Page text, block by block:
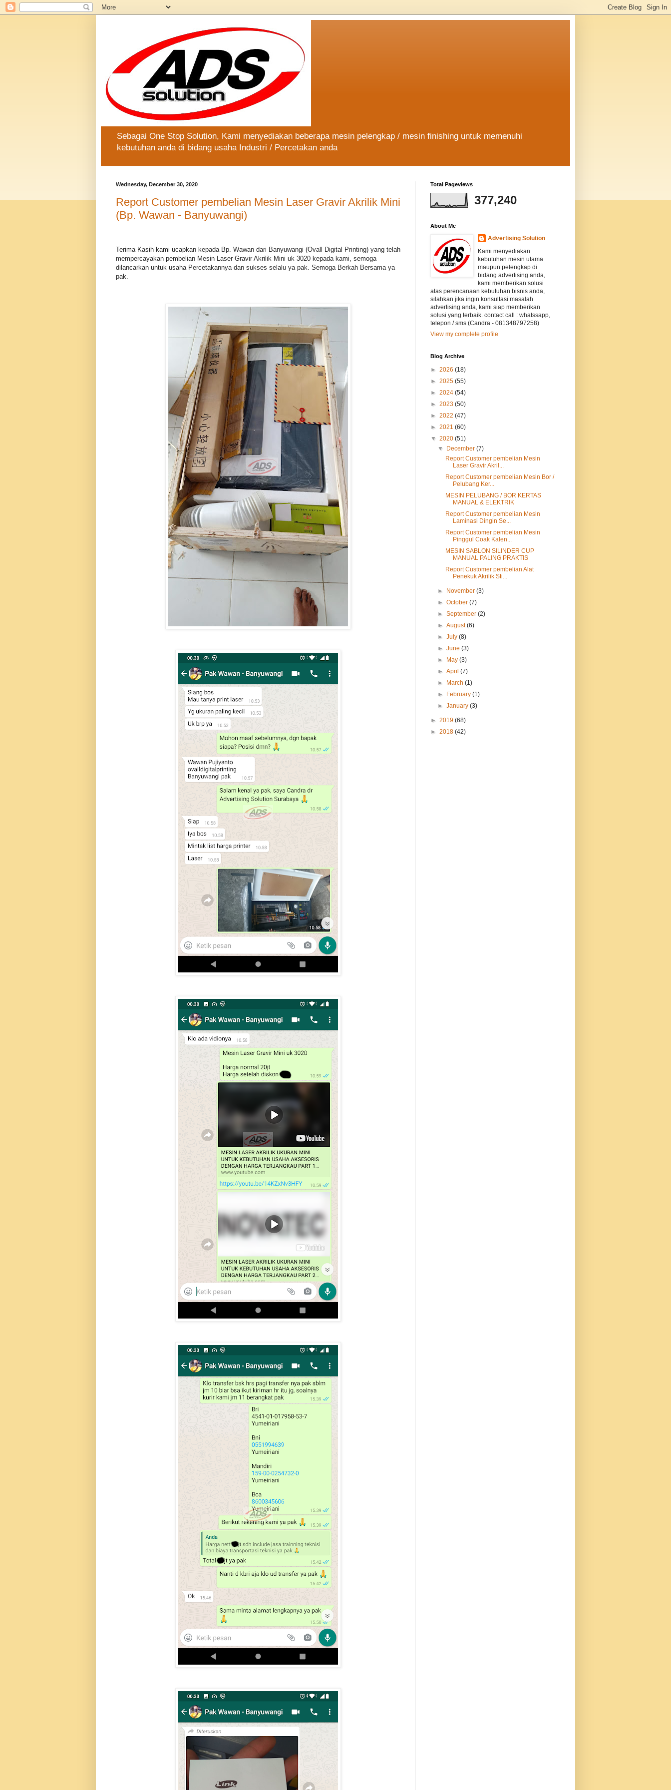
Sebagai One Stop Solution, Kami menyediakan beberapa mesin pelengkap / mesin finishing untuk memenuhi
kebutuhan anda di bidang usaha Industri / Percetakan anda
Wednesday, December 30, 2020
Report Customer pembelian Mesin Laser Gravir Akrilik Mini
(Bp. Wawan - Banyuwangi)
Terima Kasih kami ucapkan kepada Bp. Wawan dari Banyuwangi (Ovall Digital Printing) yang telah
mempercayakan pembelian Mesin Laser Gravir Akrilik Mini uk 3020 kepada kami, semoga
dilancarkan untuk usaha Percetakannya dan sukses selalu ya pak. Semoga Berkah Bersama ya
pak.
Total Pageviews
377,240
About Me
Advertising Solution
Kami menyediakan
kebutuhan mesin utama
maupun pelengkap di
bidang advertising anda,
kami memberikan solusi
atas perencanaan kebutuhan bisnis anda,
silahkan jika ingin konsultasi masalah
advertising anda, kami siap memberikan
solusi yang terbaik. contact call : whatssapp,
telepon / sms (Candra - 081348797258)
View my complete profile
Blog Archive
► 2026 (18)
► 2025 (55)
► 2024 (54)
► 2023 (50)
► 2022 (47)
► 2021 (60)
▼ 2020 (51)
▼
December(7)
Report Customer pembelian Mesin
Laser Gravir Akril...
Report Customer pembelian Mesin Bor /
Pelubang Ker...
MESIN PELUBANG / BOR KERTAS
MANUAL & ELEKTRIK
Report Customer pembelian Mesin
Laminasi Dingin Se...
Report Customer pembelian Mesin
Pinggul Coak Kalen...
MESIN SABLON SILINDER CUP
MANUAL PALING PRAKTIS
Report Customer pembelian Alat
Penekuk Akrilik Sti...
► November(3)
►October(7)
►September(2)
►August(6)
►July(8)
►June(3)
►
May(3)
►April(7)
►
March(1)
►
February(1)
►January(3)
► 2019 (68)
► 2018 (42)